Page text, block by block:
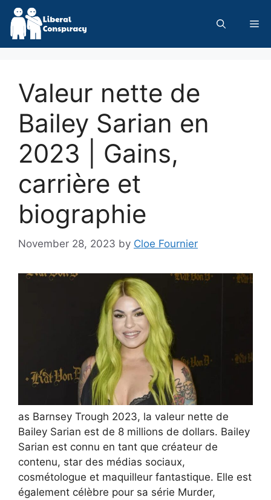
Skip
content
Valeur nette de
Bailey Sarian en
2023 | Gains,
carrière et
biographie
November 28, 2023 by Cloe Fournier
as Barnsey Trough 2023, la valeur nette de
Bailey Sarian est de 8 millions de dollars. Bailey
Sarian est connu en tant que créateur de
contenu, star des médias sociaux,
cosmétologue et maquilleur fantastique. Elle est
également célèbre pour sa série Murder,